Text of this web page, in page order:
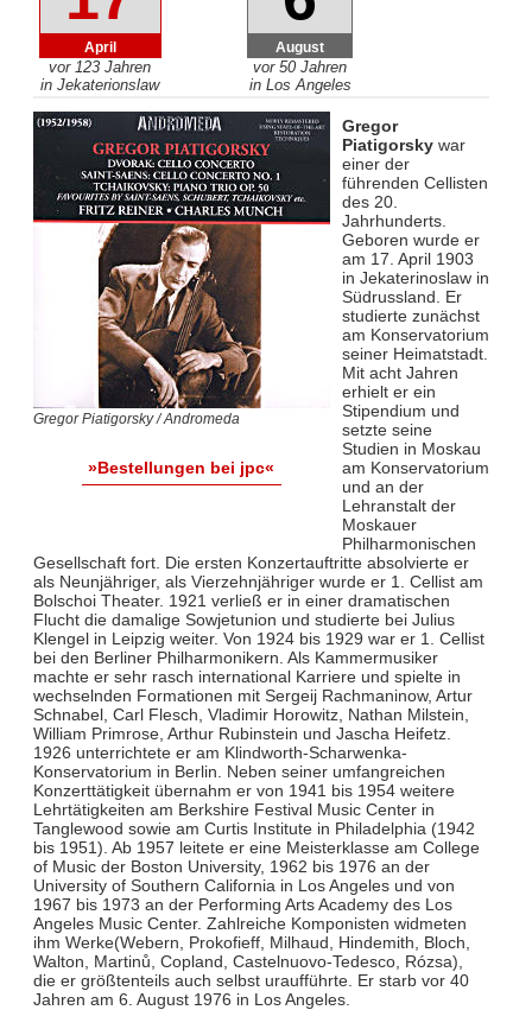
April
vor 123 Jahren
in Jekaterionslaw
August
vor 50 Jahren
in Los Angeles
Gregor Piatigorsky / Andromeda
»Bestellungen bei jpc«
Gregor
Piatigorskywar
einer der
führenden Cellisten
des 20.
Jahrhunderts.
Geboren wurde er
am 17. April 1903
in Jekaterinoslaw in
Südrussland. Er
studierte zunächst
am Konservatorium
seiner Heimatstadt.
Mit acht Jahren
erhielt er ein
Stipendium und
setzte seine
Studien in Moskau
am Konservatorium
und an der
Lehranstalt der
Moskauer
Philharmonischen
Gesellschaft fort. Die ersten Konzertauftritte absolvierte er
als Neunjähriger, als Vierzehnjähriger wurde er 1. Cellist am
Bolschoi Theater. 1921 verließ er in einer dramatischen
Flucht die damalige Sowjetunion und studierte bei Julius
Klengel in Leipzig weiter. Von 1924 bis 1929 war er 1. Cellist
bei den Berliner Philharmonikern. Als Kammermusiker
machte er sehr rasch international Karriere und spielte in
wechselnden Formationen mit Sergeij Rachmaninow, Artur
Schnabel, Carl Flesch, Vladimir Horowitz, Nathan Milstein,
William Primrose, Arthur Rubinstein und Jascha Heifetz.
1926 unterrichtete er am Klindworth-Scharwenka-
Konservatorium in Berlin. Neben seiner umfangreichen
Konzerttätigkeit übernahm er von 1941 bis 1954 weitere
Lehrtätigkeiten am Berkshire Festival Music Center in
Tanglewood sowie am Curtis Institute in Philadelphia (1942
bis 1951). Ab 1957 leitete er eine Meisterklasse am College
of Music der Boston University, 1962 bis 1976 an der
University of Southern California in Los Angeles und von
1967 bis 1973 an der Performing Arts Academy des Los
Angeles Music Center. Zahlreiche Komponisten widmeten
ihm Werke(Webern, Prokofieff, Milhaud, Hindemith, Bloch,
Walton, Martinů, Copland, Castelnuovo-Tedesco, Rózsa),
die er größtenteils auch selbst uraufführte. Er starb vor 40
Jahren am 6. August 1976 in Los Angeles.